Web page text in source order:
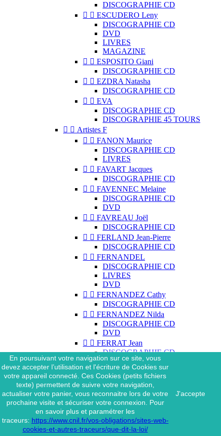
DISCOGRAPHIE CD
  ESCUDERO Leny
DISCOGRAPHIE CD
DVD
LIVRES
MAGAZINE
  ESPOSITO Giani
DISCOGRAPHIE CD
  EZDRA Natasha
DISCOGRAPHIE CD
  EVA
DISCOGRAPHIE CD
DISCOGRAPHIE 45 TOURS
  Artistes F
  FANON Maurice
DISCOGRAPHIE CD
LIVRES
  FAVART Jacques
DISCOGRAPHIE CD
  FAVENNEC Melaine
DISCOGRAPHIE CD
DVD
  FAVREAU Joël
DISCOGRAPHIE CD
  FERLAND Jean-Pierre
DISCOGRAPHIE CD
  FERNANDEL
DISCOGRAPHIE CD
LIVRES
DVD
  FERNANDEZ Cathy
DISCOGRAPHIE CD
  FERNANDEZ Nilda
DISCOGRAPHIE CD
DVD
  FERRAT Jean
DISCOGRAPHIE CD
DISCOGRAPHIE 45 TOURS
DISCOGRAPHIE 33 TOURS
DVD
MAGAZINE
  FERRAT Jean & SES
INTERPRÈTES
DISCOGRAPHIE CD
  FERRÉ Léo
En poursuivant votre navigation sur ce site, vous
devez accepter l’utilisation et l'écriture de Cookies sur
votre appareil connecté. Ces Cookies (petits fichiers
texte) permettent de suivre votre navigation,
actualiser votre panier, vous reconnaitre lors de votre
prochaine visite et sécuriser votre connexion. Pour
en savoir plus et paramétrer les
traceurs: https://www.cnil.fr/vos-obligations/sites-web-
cookies-et-autres-traceurs/que-dit-la-loi/
J'accepte